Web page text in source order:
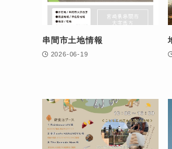
串間市土地情報
2026-06-19